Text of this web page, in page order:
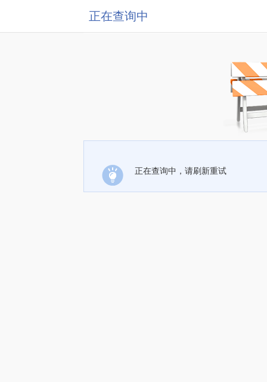
正在查询中
正在查询中，请刷新重试